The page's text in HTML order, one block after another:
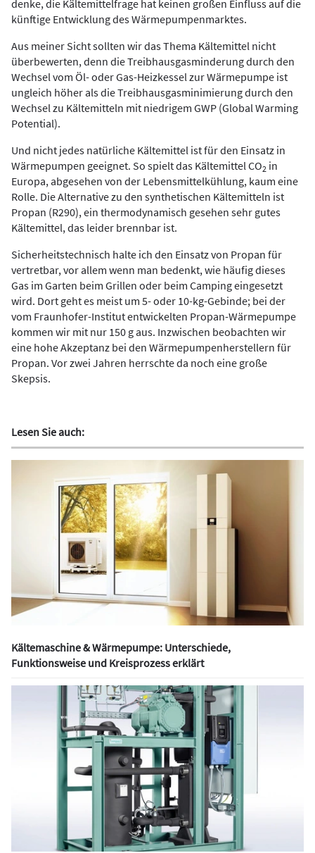
denke, die Kältemittelfrage hat keinen großen Einfluss auf die
künftige Entwicklung des Wärmepumpenmarktes.
Aus meiner Sicht sollten wir das Thema Kältemittel nicht
überbewerten, denn die Treibhausgasminderung durch den
Wechsel vom Öl- oder Gas-Heizkessel zur Wärmepumpe ist
ungleich höher als die Treibhausgasminimierung durch den
Wechsel zu Kältemitteln mit niedrigem GWP (Global Warming
Potential).
Und nicht jedes natürliche Kältemittel ist für den Einsatz in
Wärmepumpen geeignet. So spielt das Kältemittel CO2 in
Europa, abgesehen von der Lebensmittelkühlung, kaum eine
Rolle. Die Alternative zu den synthetischen Kältemitteln ist
Propan (R290), ein thermodynamisch gesehen sehr gutes
Kältemittel, das leider brennbar ist.
Sicherheitstechnisch halte ich den Einsatz von Propan für
vertretbar, vor allem wenn man bedenkt, wie häufig dieses
Gas im Garten beim Grillen oder beim Camping eingesetzt
wird. Dort geht es meist um 5- oder 10-kg-Gebinde; bei der
vom Fraunhofer-Institut entwickelten Propan-Wärmepumpe
kommen wir mit nur 150 g aus. Inzwischen beobachten wir
eine hohe Akzeptanz bei den Wärmepumpenherstellern für
Propan. Vor zwei Jahren herrschte da noch eine große
Skepsis.
Lesen Sie auch:
Kältemaschine & Wärmepumpe: Unterschiede,
Funktionsweise und Kreisprozess erklärt